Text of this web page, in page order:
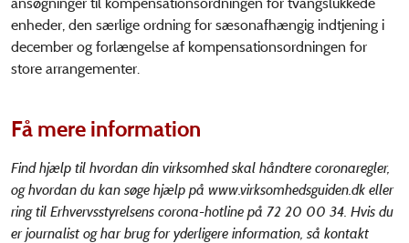
enheder, den særlige ordning for sæsonafhængig indtjening i
december og forlængelse af kompensationsordningen for
store arrangementer.
Få mere information
Find hjælp til hvordan din virksomhed skal håndtere coronaregler,
og hvordan du kan søge hjælp på www.virksomhedsguiden.dk eller
ring til Erhvervsstyrelsens corona-hotline på 72 20 00 34. Hvis du
er journalist og har brug for yderligere information, så kontakt